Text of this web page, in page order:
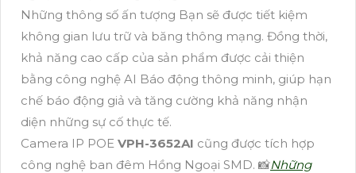
Những thông số ấn tượng Bạn sẽ được tiết kiệm
không gian lưu trữ và băng thông mạng. Đồng thời,
khả năng cao cấp của sản phẩm được cải thiện
bằng công nghệ AI Báo động thông minh, giúp hạn
chế báo động giả và tăng cường khả năng nhận
diện những sự cố thực tế.
Camera IP POE VPH-3652AI cũng được tích hợp
công nghệ ban đêm Hồng Ngoại SMD. 📸Những